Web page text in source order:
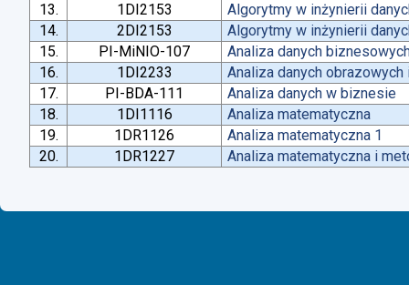
13.
1DI2153
Algorytmy w inżynierii
14.
2DI2153
Algorytmy w inżynierii
15.
PI-MiNIO-107
Analiza danych
16.
1DI2233
Analiza danych
17.
PI-BDA-111
Analiza danych w biznesie
18.
1DI1116
Analiza matematyczna
19.
1DR1126
Analiza matematyczna 1
20.
1DR1227 Analiza matematyczna i